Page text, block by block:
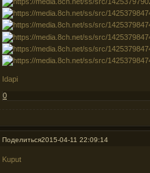
Idapi
0
Поделиться2015-04-11 22:09:14
Kuput